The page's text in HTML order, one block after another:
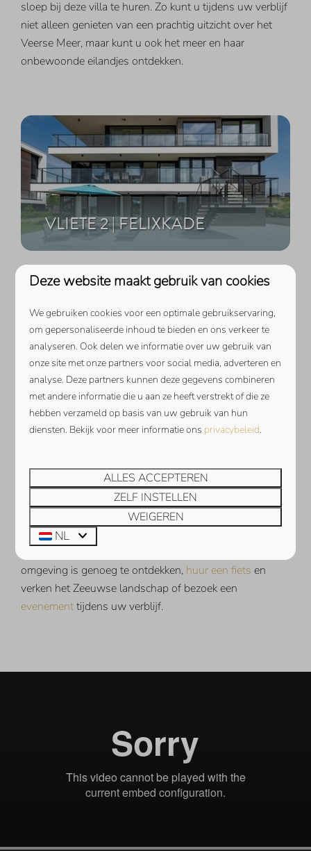
sloep bij deze villa te huren. Zo kunt u tijdens uw verblijf
niet alleen genieten van een prachtig uitzicht over het
Veerse Meer, maar kunt u ook het meer en haar
onbewoonde eilandjes ontdekken.
VLIETE 2 | FELIXKADE
LUXE 10-PERSOONS
WATERVILLA
Vliete 2 is een luxe watervilla met eigen aanlegsteiger
en is geschikt voor10 personen. Vanuit de woonkamer
en vanaf het ruime terras kunt u genieten van een
panoramisch uitzicht over het Veerse Meer en het
Zeeuwse polderlandschap. Deze villa is ideaal voor een
verblijf samen met uw familie. De ruime woonkeuken is
perfect voor een avond heerlijk tafelen met uw
aanwezig. Genoeg ruimte!
Het dorp Kamperland bevind zich op korte afstand van
uw villa. Hier kunt u terecht voor de dagelijkse
boodschappen. Daarnaast zijn hier verschillende
omgeving is genoeg te ontdekken, huur een fiets en
verken het Zeeuwse landschap of bezoek een
evenementtijdens uw verblijf.
Deze website maakt gebruik van cookies
We gebruiken cookies voor een optimale gebruikservaring,
om gepersonaliseerde inhoud te bieden en ons verkeer te
analyseren. Ook delen we informatie over uw gebruik van
onze site met onze partners voor social media, adverteren en
analyse. Deze partners kunnen deze gegevens combineren
met andere informatie die u aan ze heeft verstrekt of die ze
hebben verzameld op basis van uw gebruik van hun
diensten. Bekijk voor meer informatie ons privacybeleid.
ALLES ACCEPTEREN
ZELF INSTELLEN
WEIGEREN
NL